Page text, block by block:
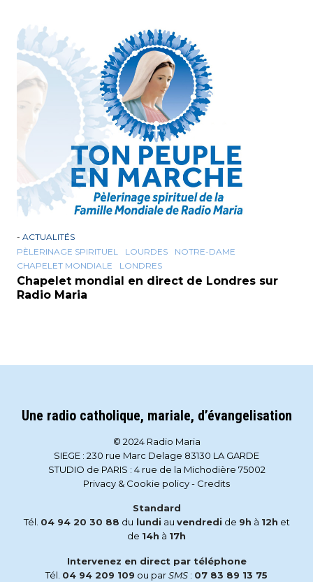
- ACTUALITÉS
PÈLERINAGE SPIRITUEL
LOURDES
NOTRE-DAME
CHAPELET MONDIALE
LONDRES
Chapelet mondial en direct de Londres sur
Radio Maria
Une radio catholique, mariale, d’évangelisation
© 2024 Radio Maria
SIEGE : 230 rue Marc Delage 83130 LA GARDE
STUDIO de PARIS : 4 rue de la Michodière 75002
Privacy & Cookie policy- Credits
Standard
Tél. 04 94 20 30 88 du lundi au vendredi de 9h à 12h et
de 14h à 17h
Intervenez en direct par téléphone
Tél. 04 94 209 109 ou parSMS : 07 83 89 13 75